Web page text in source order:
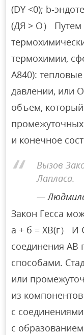
(DY <0); b-
(ДЯ > О）
термохимии,
А840):
давлении, или
объем, который
и конечное
Вызов
Лапласа.
Закон Гесса
а + б = ХВ(г）
соединения АВ
способами.
или
из
с
с